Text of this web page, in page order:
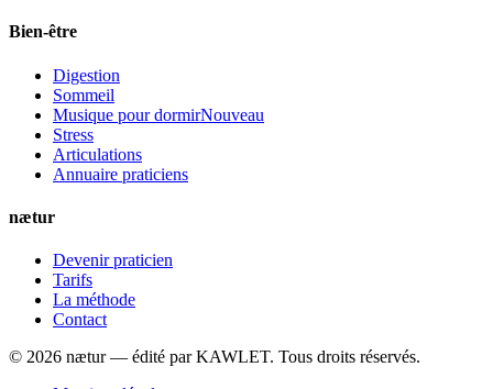
Bien-être
Digestion
Sommeil
Musique pour dormirNouveau
Stress
Articulations
Annuaire praticiens
nætur
Devenir praticien
Tarifs
La méthode
Contact
© 2026 nætur — édité par KAWLET. Tous droits réservés.